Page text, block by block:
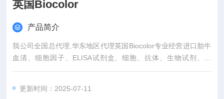
英国Biocolor
产品简介
我公司全国总代理,华东地区代理英国Biocolor专业经营进口胎牛
血清、细胞因子、ELISA试剂盒、细胞、抗体、生物试剂、耗
材、培养基、一抗、二抗、其产品吸附均匀，吸附性好，空白值
更新时间：2025-07-11